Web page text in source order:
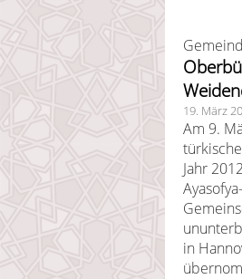
19. März
Am 9.
Jahr
in